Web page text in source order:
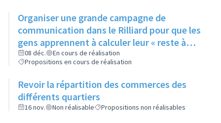
Organiser une grande campagne de
communication dans le Rilliard pour que les
gens apprennent à calculer leur « reste à
vivre »
08 déc.
En cours de réalisation
Propositions en cours de réalisation
Revoir la répartition des commerces des
différents quartiers
16 nov. Non réalisable Propositions non réalisables